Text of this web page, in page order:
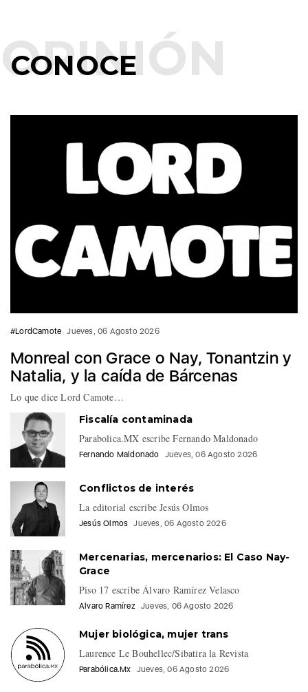
CONOCE
#LordCamote Jueves, 06 Agosto 2026
Monreal con Grace o Nay, Tonantzin y
Natalia, y la caída de Bárcenas
Lo que dice Lord Camote…
Fiscalía contaminada
Parabolica.MX escribe Fernando Maldonado
Fernando Maldonado Jueves, 06 Agosto 2026
Conflictos de interés
La editorial escribe Jesús Olmos
Jesús Olmos Jueves, 06 Agosto 2026
Mercenarias, mercenarios: El Caso Nay-
Grace
Piso 17 escribe Álvaro Ramírez Velasco
Alvaro Ramírez Jueves, 06 Agosto 2026
Mujer biológica, mujer trans
Laurence Le Bouhellec/Sibatira la Revista
Parabólica.Mx Jueves, 06 Agosto 2026